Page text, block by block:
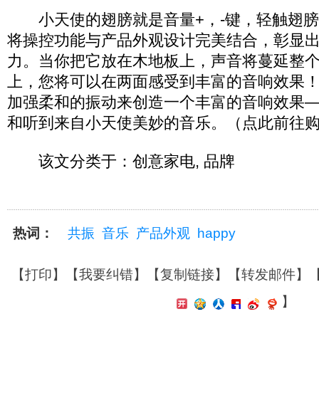
小天使的翅膀就是音量+，-键，轻触翅膀
将操控功能与产品外观设计完美结合，彰显
力。当你把它放在木地板上，声音将蔓延整
上，您将可以在两面感受到丰富的音响效果
加强柔和的振动来创造一个丰富的音响效
和听到来自小天使美妙的音乐。（点此前往
该文分类于：创意家电, 品牌
热词： 共振 音乐 产品外观 happy
【打印】【我要纠错】【复制链接】【转发邮件】
】